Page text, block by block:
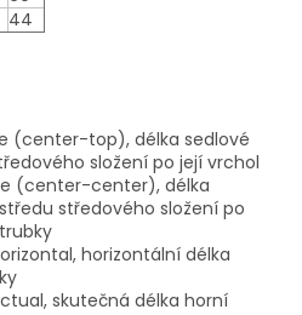
44
(center-top), délka sedlové
složení po její vrchol
(center-center), délka
středového složení po
horizontální délka
skutečná délka horní